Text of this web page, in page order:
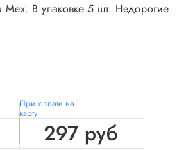
В упаковке 5 шт. Недорогие
При оплате на
карту
297 руб